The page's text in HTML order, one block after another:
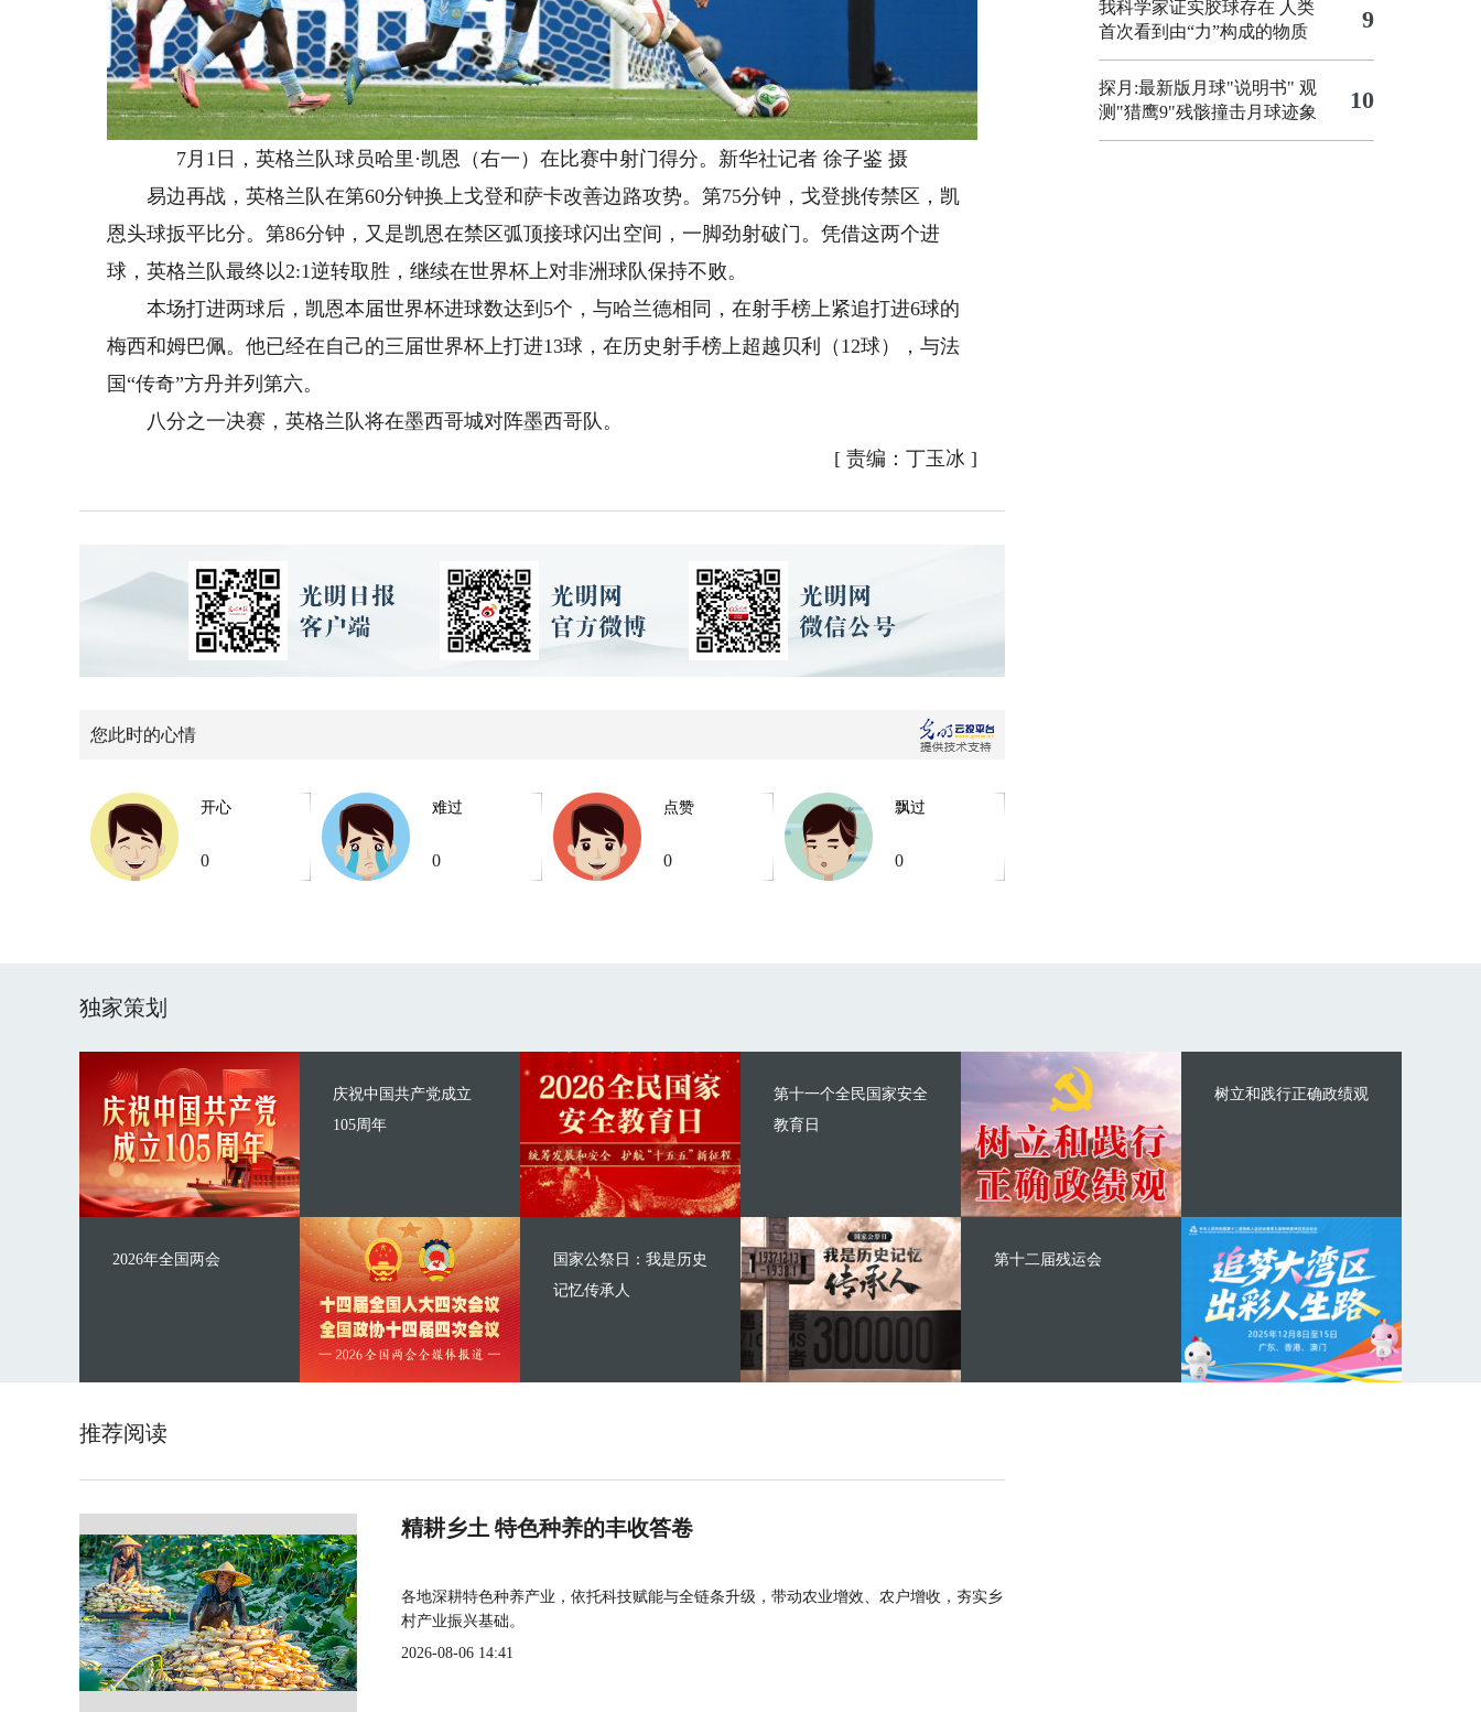
7月1日，英格兰队球员哈里·凯恩（右一）在比赛中射门得分。新华社记者 徐子鉴 摄
易边再战，英格兰队在第60分钟换上戈登和萨卡改善边路攻势。第75分钟，戈登挑传禁区，凯
恩头球扳平比分。第86分钟，又是凯恩在禁区弧顶接球闪出空间，一脚劲射破门。凭借这两个进
球，英格兰队最终以2:1逆转取胜，继续在世界杯上对非洲球队保持不败。
本场打进两球后，凯恩本届世界杯进球数达到5个，与哈兰德相同，在射手榜上紧追打进6球的
梅西和姆巴佩。他已经在自己的三届世界杯上打进13球，在历史射手榜上超越贝利（12球），与法
国“传奇”方丹并列第六。
八分之一决赛，英格兰队将在墨西哥城对阵墨西哥队。
[ 责编：丁玉冰 ]
您此时的心情
开心
0
难过
0
点赞
0
飘过
0
我科学家证实胶球存在 人类
首次看到由“力”构成的物质
9
探月:最新版月球"说明书" 观
测"猎鹰9"残骸撞击月球迹象
10
独家策划
庆祝中国共产党成立
105周年
2026年全国两会
第十一个全民国家安全
教育日
国家公祭日：我是历史
记忆传承人
树立和践行正确政绩观
第十二届残运会
推荐阅读
精耕乡土 特色种养的丰收答卷
各地深耕特色种养产业，依托科技赋能与全链条升级，带动农业增效、农户增收，夯实乡
村产业振兴基础。
2026-08-06 14:41